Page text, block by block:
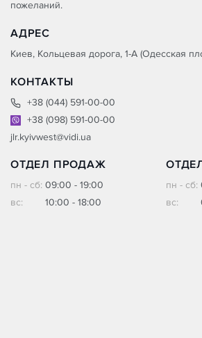
пожеланий.
АДРЕС
Киев, Кольцевая дорога, 1-А (Одесская
КОНТАКТЫ
+38 (044) 591-00-00
+38 (098) 591-00-00
jlr.kyivwest@vidi.ua
ОТДЕЛ ПРОДАЖ
пн - сб: 09:00 - 19:00
вс:
10:00 - 18:00
пн - сб:
вс: